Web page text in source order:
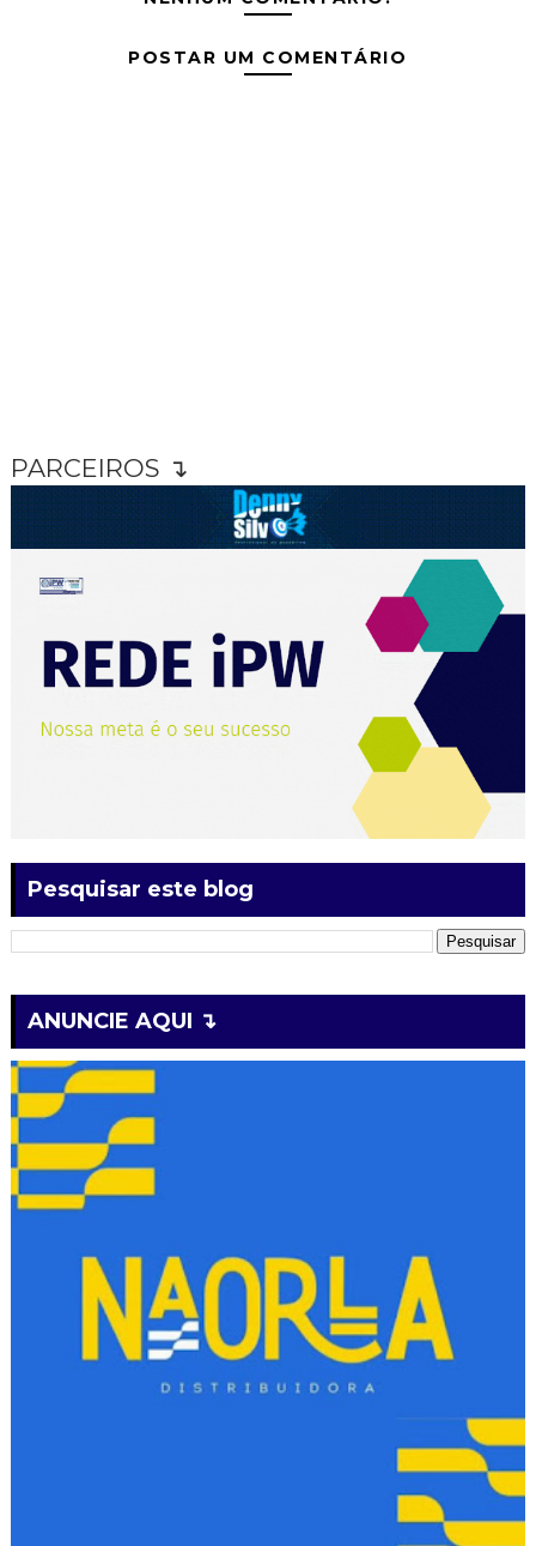
POSTAR UM COMENTÁRIO
PARCEIROS ↴
Pesquisar este blog
ANUNCIE AQUI ↴